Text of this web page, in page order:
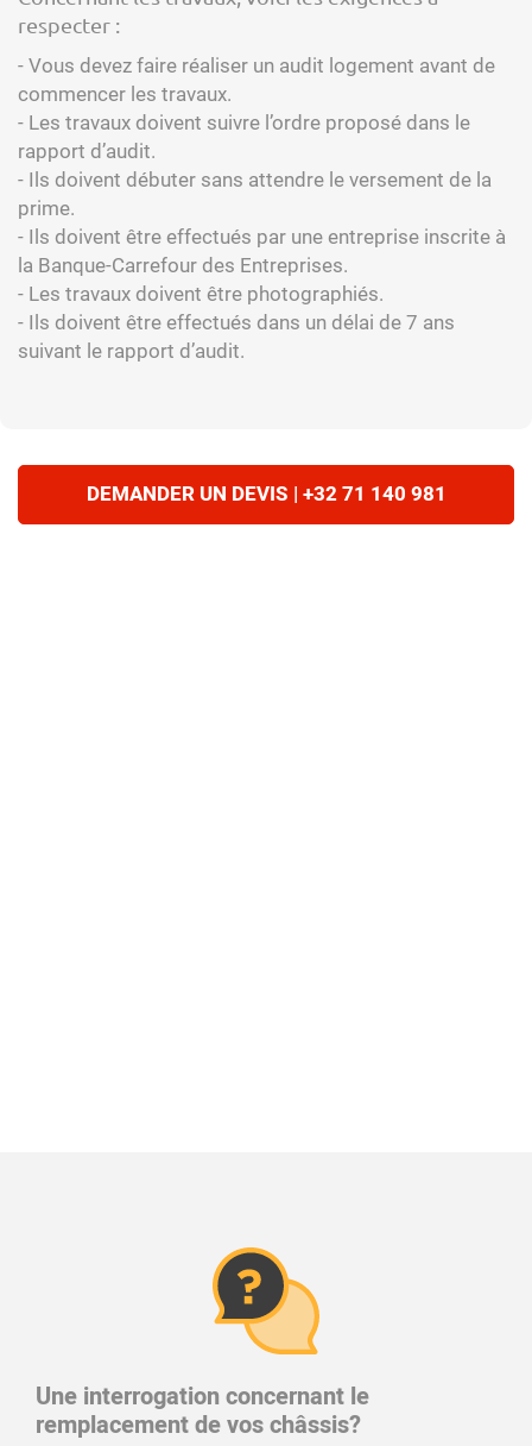
respecter :
- Vous devez faire réaliser un audit logement avant de
commencer les travaux.
- Les travaux doivent suivre l’ordre proposé dans le
rapport d’audit.
- Ils doivent débuter sans attendre le versement de la
prime.
- Ils doivent être effectués par une entreprise inscrite à
la Banque-Carrefour des Entreprises.
- Les travaux doivent être photographiés.
- Ils doivent être effectués dans un délai de 7 ans
suivant le rapport d’audit.
DEMANDER UN DEVIS | +32 71 140 981
Une interrogation concernant le
remplacement de vos châssis?